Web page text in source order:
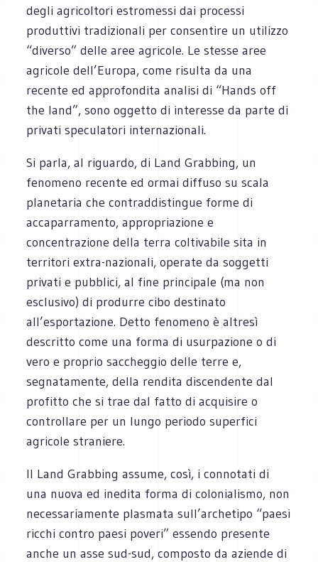
degli agricoltori estromessi dai processi
produttivi tradizionali per consentire un utilizzo
“diverso” delle aree agricole. Le stesse aree
agricole dell’Europa, come risulta da una
recente ed approfondita analisi di “Hands off
the land”, sono oggetto di interesse da parte di
privati speculatori internazionali.
Si parla, al riguardo, di Land Grabbing, un
fenomeno recente ed ormai diffuso su scala
planetaria che contraddistingue forme di
accaparramento, appropriazione e
concentrazione della terra coltivabile sita in
territori extra-nazionali, operate da soggetti
privati e pubblici, al fine principale (ma non
esclusivo) di produrre cibo destinato
all’esportazione. Detto fenomeno è altresì
descritto come una forma di usurpazione o di
vero e proprio saccheggio delle terre e,
segnatamente, della rendita discendente dal
profitto che si trae dal fatto di acquisire o
controllare per un lungo periodo superfici
agricole straniere.
Il Land Grabbing assume, così, i connotati di
una nuova ed inedita forma di colonialismo, non
necessariamente plasmata sull’archetipo “paesi
ricchi contro paesi poveri” essendo presente
anche un asse sud-sud, composto da aziende di